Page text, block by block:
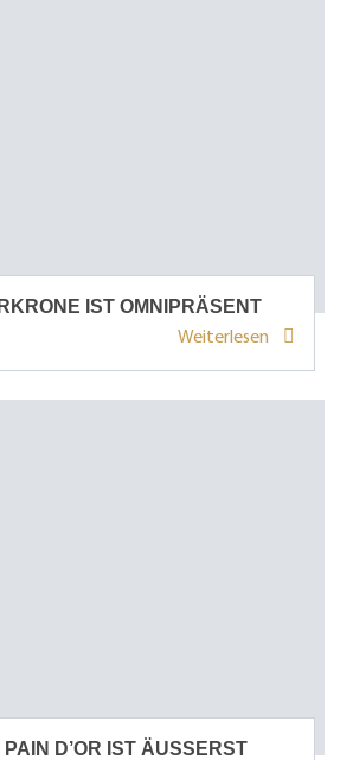
IST OMNIPRÄSENT
Weiterlesen
D’OR IST ÄUSSERST